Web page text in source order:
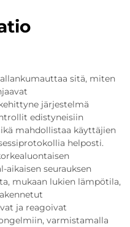
sitä, miten
järjestelmä
edistyneisiin
mahdollistaa käyttäjien
helposti.
aikaisen seurauksen
mukaan lukien lämpötila,
ja reagoivat
varmistamalla